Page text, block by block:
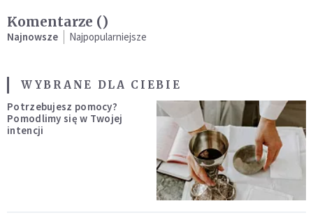
Komentarze ()
Najnowsze Najpopularniejsze
WYBRANE DLA CIEBIE
Potrzebujesz pomocy?
Pomodlimy się w Twojej
intencji